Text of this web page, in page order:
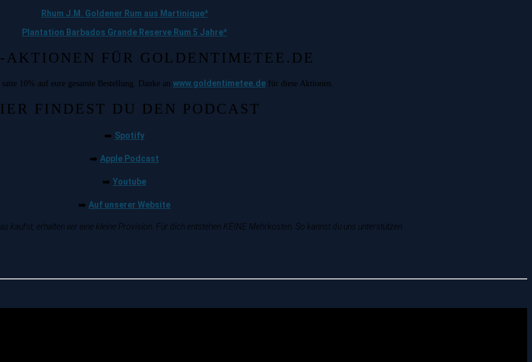
Rhum J.M. Goldener Rum aus Martinique*
Plantation Barbados Grande Reserve Rum 5 Jahre*
AKTIONEN FÜR GOLDENTIMETEE.DE
10% auf eure gesamte Bestellung. Danke an www.goldentimetee.de für diese Aktionen.
FINDEST DU DEN PODCAST
➡️ Spotify
➡️ Apple Podcast
➡️ Youtube
➡️ Auf unserer Website
kaufst, erhalten wir eine kleine Provision. Für dich entstehen KEINE Mehrkosten. So kannst du uns unterstützen.